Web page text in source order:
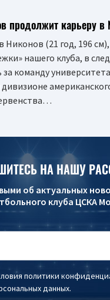
продолжит карьеру в
(21 год, 196
нашего клуба, в
команду
НА НАШУ
об актуальных
клуба ЦСКА
политики
данных.